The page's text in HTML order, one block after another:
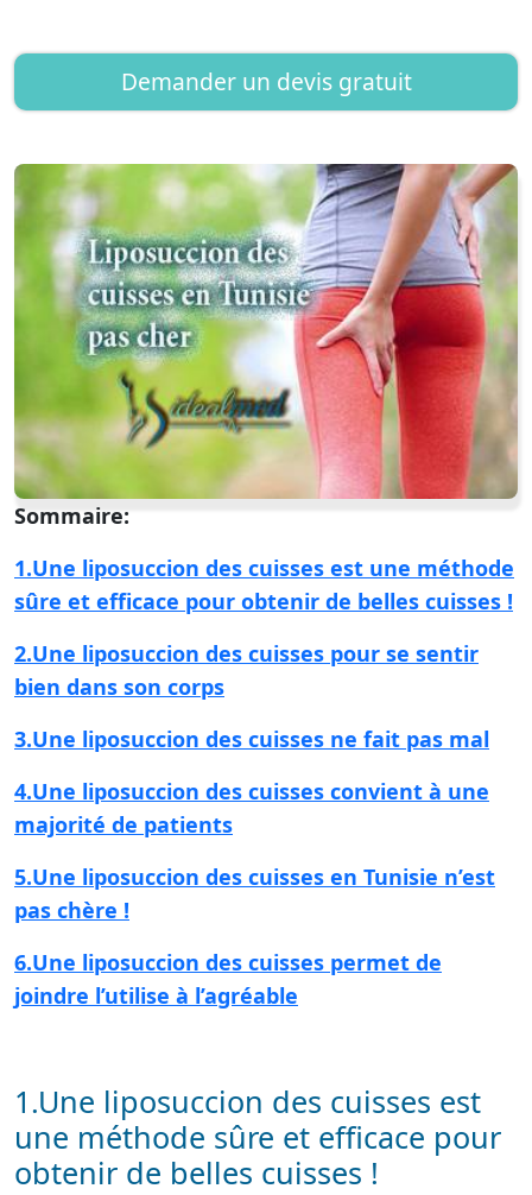
Demander un devis gratuit
Sommaire:
1.Une liposuccion des cuisses est une méthode
sûre et efficace pour obtenir de belles cuisses !
2.Une liposuccion des cuisses pour se sentir
bien dans son corps
3.Une liposuccion des cuisses ne fait pas mal
4.Une liposuccion des cuisses convient à une
majorité de patients
5.Une liposuccion des cuisses en Tunisie n’est
pas chère !
6.Une liposuccion des cuisses permet de
joindre l’utilise à l’agréable
1.Une liposuccion des cuisses est
une méthode sûre et efficace pour
obtenir de belles cuisses !